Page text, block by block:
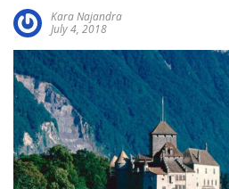
Kara Najandra
July 4, 2018